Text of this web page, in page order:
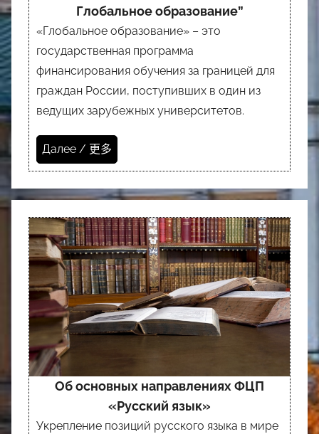
Глобальное образование”
«Глобальное образование» – это
государственная программа
финансирования обучения за границей для
граждан России, поступивших в один из
ведущих зарубежных университетов.
Далее / 更多
Об основных направлениях ФЦП
«Русский язык»
Укрепление позиций русского языка в мире